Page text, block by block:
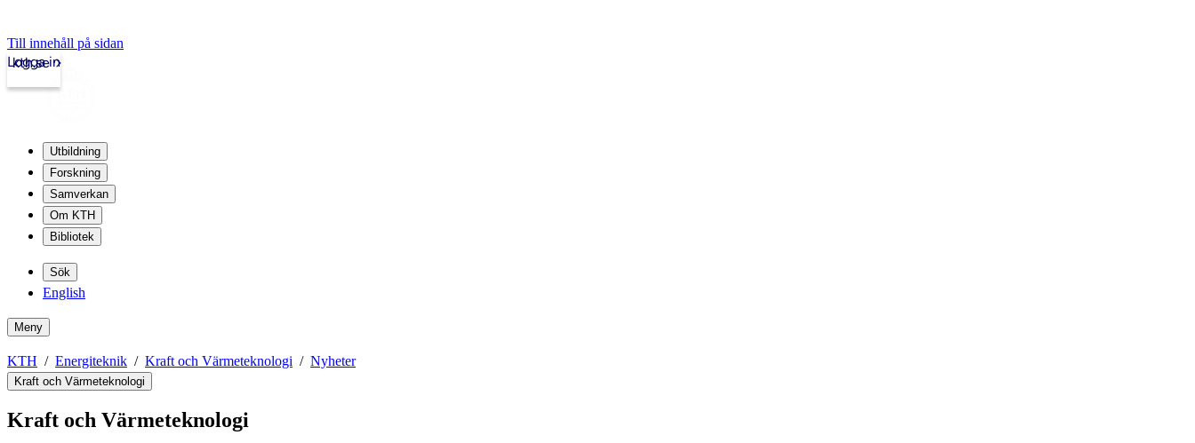
Till innehåll på sidan
kth.se
Logga in
Utbildning
Forskning
Samverkan
Om KTH
Bibliotek
Sök
English
Meny
KTH Energiteknik Kraft och Värmeteknologi Nyheter
Kraft och Värmeteknologi
Kraft och Värmeteknologi